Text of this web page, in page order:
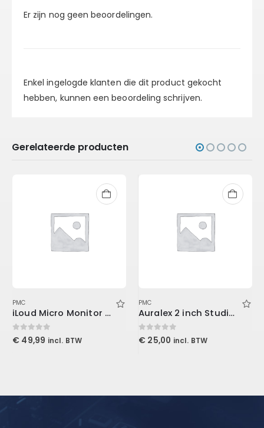
Er zijn nog geen beoordelingen.
Enkel ingelogde klanten die dit product gekocht
hebben, kunnen een beoordeling schrijven.
Gerelateerde producten
PMC
iLoud Micro Monitor travel bag
0out of 5
€ 49,99 incl. BTW
PMC
Auralex 2 inch Studiofoam-T
0out of 5
€ 25,00 incl. BTW